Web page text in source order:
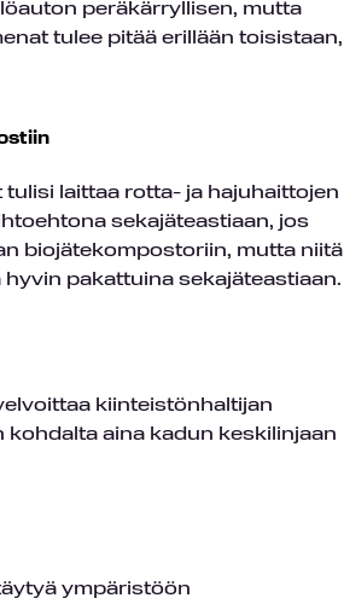
peräkärryllisen, mutta
tulee pitää erillään toisistaan,
laittaa rotta- ja hajuhaittojen
sekajäteastiaan, jos
biojätekompostoriin, mutta niitä
pakattuina sekajäteastiaan.
kiinteistönhaltijan
aina kadun keskilinjaan
ympäristöön